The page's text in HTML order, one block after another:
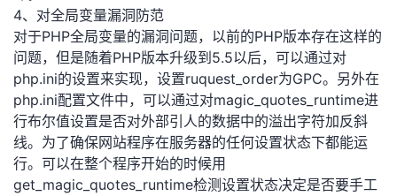
4、对全局变量漏洞防范
对于PHP全局变量的漏洞问题，以前的PHP版本存在这样的
问题，但是随着PHP版本升级到5.5以后，可以通过对
php.ini的设置来实现，设置ruquest_order为GPC。另外在
php.ini配置文件中，可以通过对magic_quotes_runtime进
行布尔值设置是否对外部引人的数据中的溢出字符加反斜
线。为了确保网站程序在服务器的任何设置状态下都能运
行。可以在整个程序开始的时候用
get_magic_quotes_runtime检测设置状态决定是否要手工